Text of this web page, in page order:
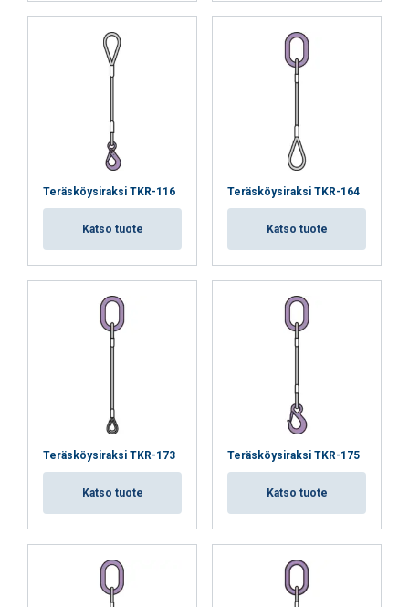
Teräsköysiraksi TKR-116
Katso tuote
Teräsköysiraksi TKR-164
Katso tuote
Teräsköysiraksi TKR-173
Katso tuote
Teräsköysiraksi TKR-175
Katso tuote